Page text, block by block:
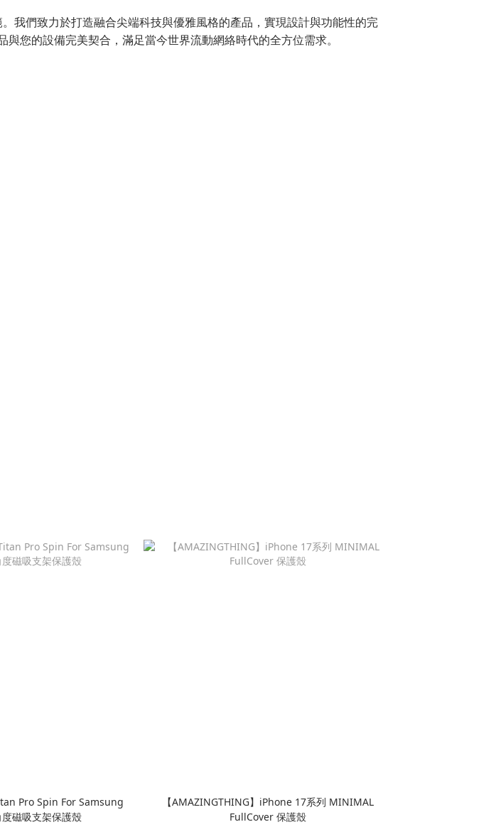
我們致力於打造融合尖端科技與優雅風格的產品，實現設計與功能性的完
您的設備完美契合，滿足當今世界流動網絡時代的全方位需求。
Pro Spin For Samsung
磁吸支架保護殼
【AMAZINGTHING】iPhone 17系列 MINIMAL
FullCover 保護殼